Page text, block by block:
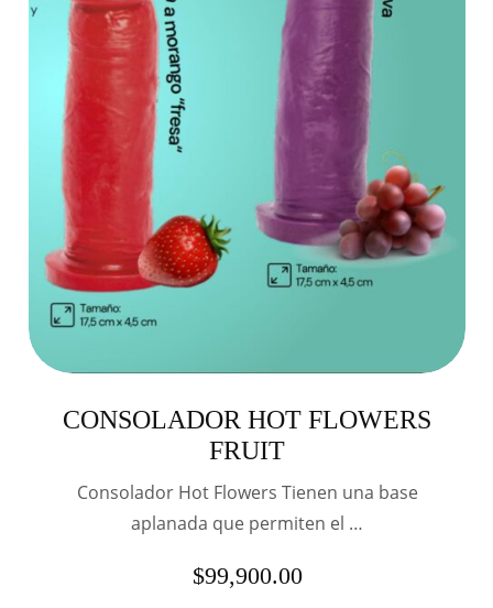
CONSOLADOR HOT FLOWERS
FRUIT
Consolador Hot Flowers Tienen una base
aplanada que permiten el …
$99,900.00